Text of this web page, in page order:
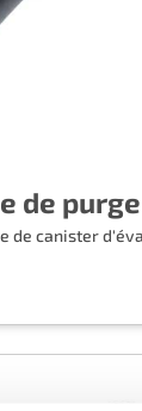
de purge
de canister